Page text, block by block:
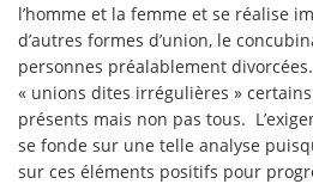
l’homme et la femme et se réalise
d’autres formes d’union, le
personnes préalablement
« unions dites irrégulières »
présents mais non pas tous.
se fonde sur une telle analyse
sur ces éléments positifs pour